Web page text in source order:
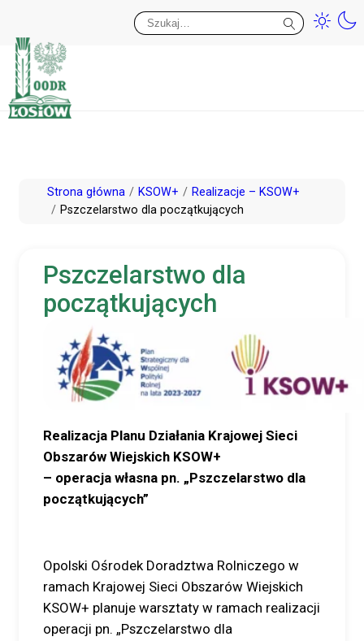
PrzejdźStrona główna KSOW+
Realizacje – KSOW+
Pszczelarstwo dla początkujących
Pszczelarstwo dla
początkujących
Realizacja Planu Działania Krajowej Sieci
Obszarów Wiejskich KSOW+
– operacja własna pn. „Pszczelarstwo dla
początkujących”
Opolski Ośrodek Doradztwa Rolniczego w
ramach Krajowej Sieci Obszarów Wiejskich
KSOW+ planuje warsztaty w ramach realizacji
operacji pn. „Pszczelarstwo dla